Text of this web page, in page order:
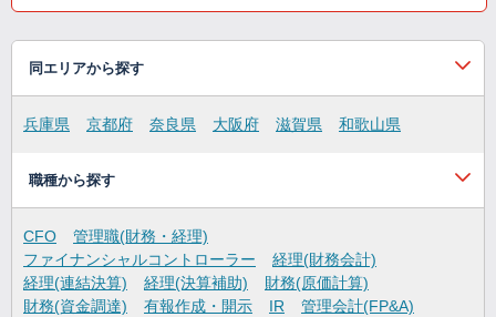
同エリアから探す
兵庫県 京都府 奈良県 大阪府 滋賀県 和歌山県
職種から探す
CFO
管理職(財務・経理)
ファイナンシャルコントローラー
経理(財務会計)
経理(連結決算)
経理(決算補助)
財務(原価計算)
財務(資金調達)
有報作成・開示 IR
管理会計(FP&A)